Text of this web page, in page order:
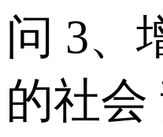
问 3、
的社会